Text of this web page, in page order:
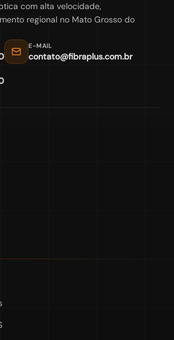
com alta velocidade,
regional no Mato Grosso do
E-MAIL
contato@fibraplus.com.br